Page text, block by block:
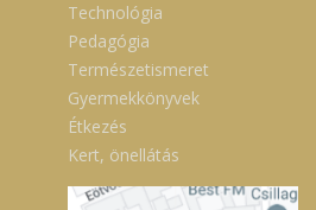
Technológia
Pedagógia
Természetismeret
Gyermekkönyvek
Étkezés
Kert, önellátás